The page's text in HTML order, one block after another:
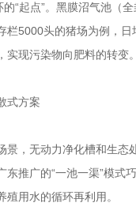
的“起点”。黑膜沼气池
栏5000头的猪场为例，
现污染物向肥料的转变。
式方案
景，无动力净化槽和生
东推广的“一池一渠”模
用水的循环再利用。